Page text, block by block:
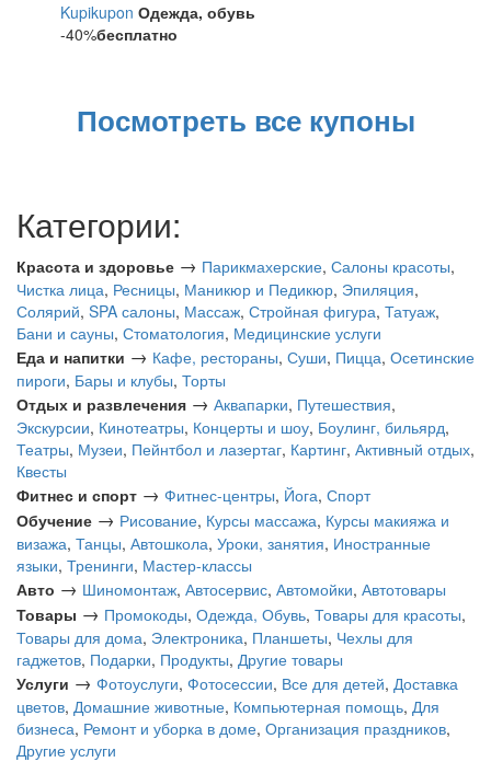
Kupikupon Одежда, обувь
-40%бесплатно
Посмотреть все купоны
Категории:
Красота и здоровье → Парикмахерские, Салоны красоты,
Чистка лица, Ресницы, Маникюр и Педикюр, Эпиляция,
Солярий, SPA салоны, Массаж, Стройная фигура, Татуаж,
Бани и сауны, Стоматология, Медицинские услуги
Еда и напитки → Кафе, рестораны, Суши, Пицца, Осетинские
пироги, Бары и клубы, Торты
Отдых и развлечения → Аквапарки, Путешествия,
Экскурсии, Кинотеатры, Концерты и шоу, Боулинг, бильярд,
Театры, Музеи, Пейнтбол и лазертаг, Картинг, Активный отдых,
Квесты
Фитнес и спорт → Фитнес-центры, Йога, Спорт
Обучение → Рисование, Курсы массажа, Курсы макияжа и
визажа, Танцы, Автошкола, Уроки, занятия, Иностранные
языки, Тренинги, Мастер-классы
Авто → Шиномонтаж, Автосервис, Автомойки, Автотовары
Товары → Промокоды, Одежда, Обувь, Товары для красоты,
Товары для дома, Электроника, Планшеты, Чехлы для
гаджетов, Подарки, Продукты, Другие товары
Услуги → Фотоуслуги, Фотосессии, Все для детей, Доставка
цветов, Домашние животные, Компьютерная помощь, Для
бизнеса, Ремонт и уборка в доме, Организация праздников,
Другие услуги